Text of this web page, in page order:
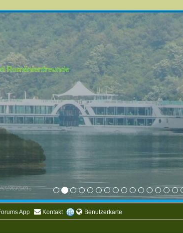
Rumänienfreunde
App Kontakt Benutzerkarte